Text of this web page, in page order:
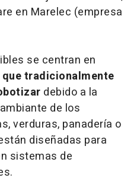
en Marelec (empresa
se centran en
tradicionalmente
debido a la
de los
verduras, panadería o
diseñadas para
sistemas de